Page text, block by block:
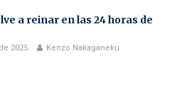
a reinar en las 24 horas de
2025 Kenzo Nakaganeku